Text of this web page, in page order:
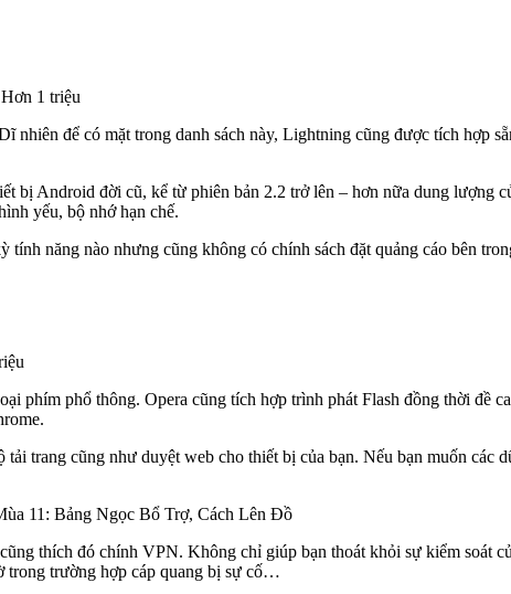
1 triệu
để có mặt trong danh sách này, Lightning cũng được tích hợp
bị Android đời cũ, kể từ phiên bản 2.2 trở lên – hơn nữa dung lượng
yếu, bộ nhớ hạn chế.
năng nào nhưng cũng không có chính sách đặt quảng cáo bên
phím phổ thông. Opera cũng tích hợp trình phát Flash đồng thời đề
trang cũng như duyệt web cho thiết bị của bạn. Nếu bạn muốn
11: Bảng Ngọc Bổ Trợ, Cách Lên Đồ
thích đó chính VPN. Không chỉ giúp bạn thoát khỏi sự kiểm soát
trong trường hợp cáp quang bị sự cố…